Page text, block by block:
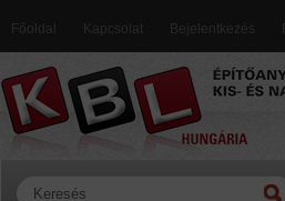
Főoldal Kapcsolat Bejelentkezés